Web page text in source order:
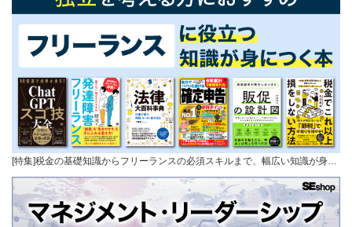
[特集]税金の基礎知識からフリーランスの必須スキルまで、幅広い知識が身…